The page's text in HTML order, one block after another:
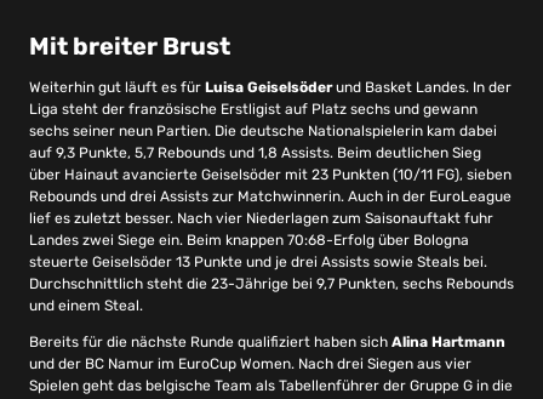
Mit breiter Brust
Weiterhin gut läuft es für Luisa Geiselsöderund Basket Landes. In der
Liga steht der französische Erstligist auf Platz sechs und gewann
sechs seiner neun Partien. Die deutsche Nationalspielerin kam dabei
auf 9,3 Punkte, 5,7 Rebounds und 1,8 Assists. Beim deutlichen Sieg
über Hainaut avancierte Geiselsöder mit 23 Punkten (10/11 FG), sieben
Rebounds und drei Assists zur Matchwinnerin. Auch in der EuroLeague
lief es zuletzt besser. Nach vier Niederlagen zum Saisonauftakt fuhr
Landes zwei Siege ein. Beim knappen 70:68-Erfolg über Bologna
steuerte Geiselsöder 13 Punkte und je drei Assists sowie Steals bei.
Durchschnittlich steht die 23-Jährige bei 9,7 Punkten, sechs Rebounds
und einem Steal.
Bereits für die nächste Runde qualifiziert haben sich Alina Hartmann
und der BC Namur im EuroCup Women. Nach drei Siegen aus vier
Spielen geht das belgische Team als Tabellenführer der Gruppe G in die